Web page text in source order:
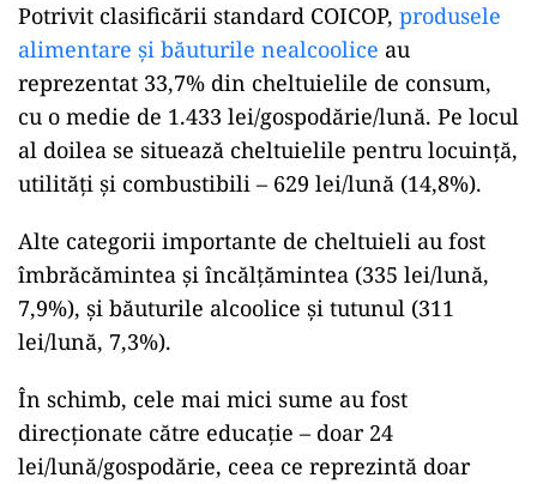
Potrivit clasificării standard COICOP, produsele
alimentare și băuturile nealcoolice au
reprezentat 33,7% din cheltuielile de consum,
cu o medie de 1.433 lei/gospodărie/lună. Pe locul
al doilea se situează cheltuielile pentru locuință,
utilități și combustibili – 629 lei/lună (14,8%).
Alte categorii importante de cheltuieli au fost
îmbrăcămintea și încălțămintea (335 lei/lună,
7,9%), și băuturile alcoolice și tutunul (311
lei/lună, 7,3%).
În schimb, cele mai mici sume au fost
direcționate către educație – doar 24
lei/lună/gospodărie, ceea ce reprezintă doar